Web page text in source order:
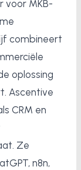
voor MKB-
combineert
oplossing
Ascentive
CRM en
Ze
n8n,